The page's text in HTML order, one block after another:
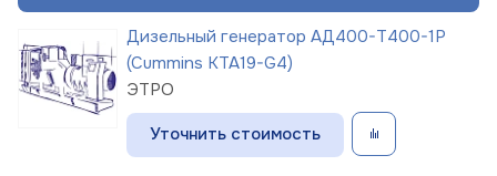
Дизельный генератор АД400-Т400-1Р
(Cummins KTA19-G4)
ЭТРО
Уточнить стоимость